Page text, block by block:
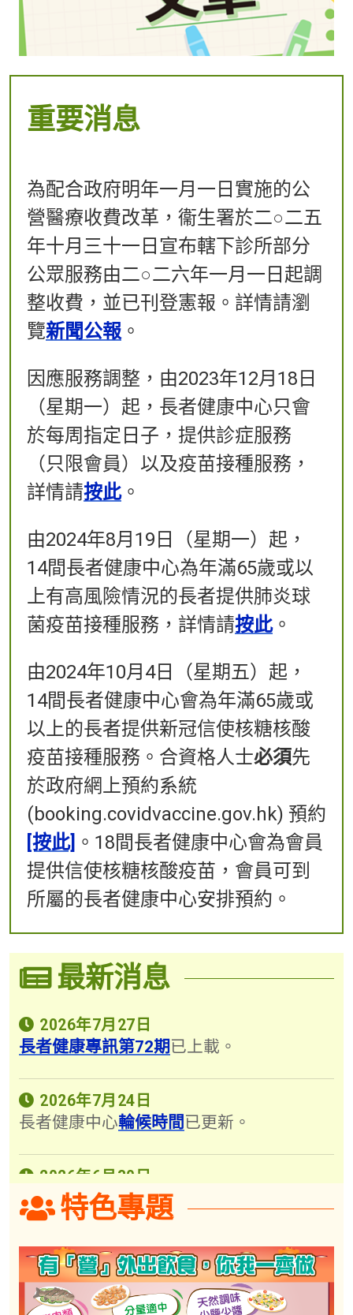
重要消息
​為配合政府明年一月一日實施的公
營醫療收費改革，衞生署於二○二五
年十月三十一日宣布轄下診所部分
公眾服務由二○二六年一月一日起調
整收費，並已刊登憲報。詳情請瀏
覽新聞公報 。
因應服務調整，由2023年12月18日
（星期一）起，長者健康中心只會
於每周指定日子，提供診症服務
（只限會員）以及疫苗接種服務，
詳情請按此。​
由2024年8月19日（星期一）起，
14間長者健康中心為年滿65歲或以
上有高風險情況的長者提供肺炎球
菌疫苗接種服務，詳情請按此。
由2024年10月4日（星期五）起，
14間長者健康中心會為年滿65歲或
以上的長者提供新冠信使核糖核酸
疫苗接種服務。合資格人士必須先
於政府網上預約系統
(booking.covidvaccine.gov.hk) 預約
[按此] 。18間長者健康中心會為會員
提供信使核糖核酸疫苗，會員可到
所屬的長者健康中心安排預約。
最新消息
2026年7月27日
長者健康專訊第72期 已上載。
2026年7月24日
長者健康中心輪候時間 已更新。
2026年6月30日
各長者健康中心的健康講座時間表 (2026年
7月至8月)已更新。
2024年10月3日
由2024年10月4日起，14間長者健康中心
特色專題